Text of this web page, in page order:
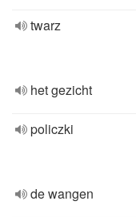
twarz
het gezicht
policzki
de wangen